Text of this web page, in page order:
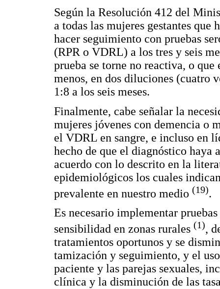
Según la Resolución 412 del
a todas las mujeres gestantes que
hacer seguimiento con pruebas
(RPR o VDRL) a los tres y seis
prueba se torne no reactiva, o
menos, en dos diluciones (cuatro
1:8 a los seis meses.
Finalmente, cabe señalar la
mujeres jóvenes con demencia o
el VDRL en sangre, e incluso en
hecho de que el diagnóstico haya
acuerdo con lo descrito en la
epidemiológicos los cuales
prevalente en nuestro medio (19).
Es necesario implementar
sensibilidad en zonas rurales (1),
tratamientos oportunos y se
tamización y seguimiento, y el
paciente y las parejas sexuales,
clínica y la disminución de las